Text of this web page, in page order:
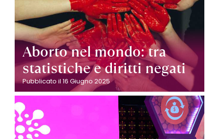
Aborto nel mondo: tra
statistiche e diritti negati
Pubblicato il 16 Giugno 2025